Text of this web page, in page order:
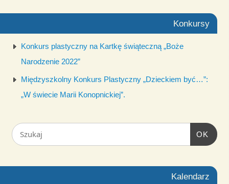
Konkursy
Konkurs plastyczny na Kartkę świąteczną „Boże
Narodzenie 2022”
Międzyszkolny Konkurs Plastyczny „Dzieckiem być…”:
„W świecie Marii Konopnickiej”.
OK
Kalendarz